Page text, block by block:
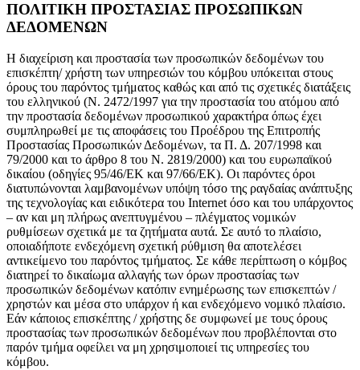
ΠΟΛΙΤΙΚΗ ΠΡΟΣΤΑΣΙΑΣ ΠΡΟΣΩΠΙΚΩΝ
ΔΕΔΟΜΕΝΩΝ
Η διαχείριση και προστασία των προσωπικών δεδομένων του
επισκέπτη/ χρήστη των υπηρεσιών του κόμβου υπόκειται στους
όρους του παρόντος τμήματος καθώς και από τις σχετικές διατάξεις
του ελληνικού (Ν. 2472/1997 για την προστασία του ατόμου από
την προστασία δεδομένων προσωπικού χαρακτήρα όπως έχει
συμπληρωθεί με τις αποφάσεις του Προέδρου της Επιτροπής
Προστασίας Προσωπικών Δεδομένων, τα Π. Δ. 207/1998 και
79/2000 και το άρθρο 8 του Ν. 2819/2000) και του ευρωπαϊκού
δικαίου (οδηγίες 95/46/ΕΚ και 97/66/ΕΚ). Οι παρόντες όροι
διατυπώνονται λαμβανομένων υπόψη τόσο της ραγδαίας ανάπτυξης
της τεχνολογίας και ειδικότερα του Internet όσο και του υπάρχοντος
– αν και μη πλήρως ανεπτυγμένου – πλέγματος νομικών
ρυθμίσεων σχετικά με τα ζητήματα αυτά. Σε αυτό το πλαίσιο,
οποιαδήποτε ενδεχόμενη σχετική ρύθμιση θα αποτελέσει
αντικείμενο του παρόντος τμήματος. Σε κάθε περίπτωση ο κόμβος
διατηρεί το δικαίωμα αλλαγής των όρων προστασίας των
προσωπικών δεδομένων κατόπιν ενημέρωσης των επισκεπτών /
χρηστών και μέσα στο υπάρχον ή και ενδεχόμενο νομικό πλαίσιο.
Εάν κάποιος επισκέπτης / χρήστης δε συμφωνεί με τους όρους
προστασίας των προσωπικών δεδομένων που προβλέπονται στο
παρόν τμήμα οφείλει να μη χρησιμοποιεί τις υπηρεσίες του
κόμβου.